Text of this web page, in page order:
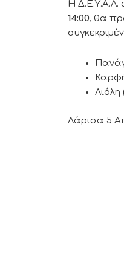
Η Δ.Ε.Υ.Α.Λ.
14:00, θα
Λάρισα 5